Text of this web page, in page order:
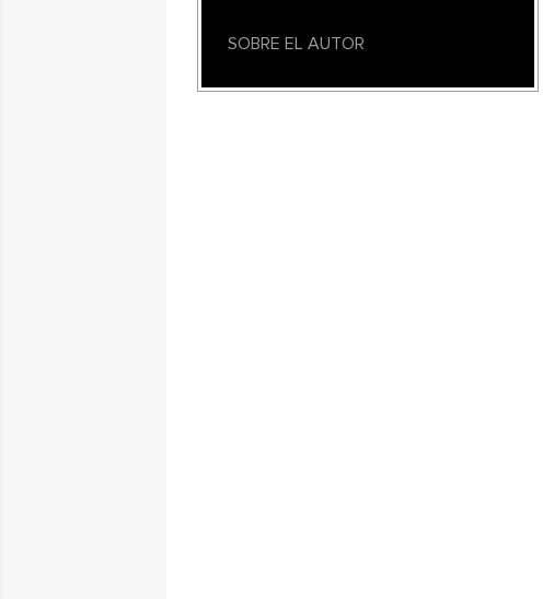
SOBRE EL AUTOR